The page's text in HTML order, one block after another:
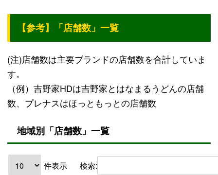
【参考】「店舗数」一覧
(注)店舗数は主要ブランドの店舗数を合計していま
す。
（例）吉野家HDは吉野家とはなまるうどんの店舗
数、プレナスはほっともっとの店舗数
地域別「店舗数」一覧
件表示 検索: